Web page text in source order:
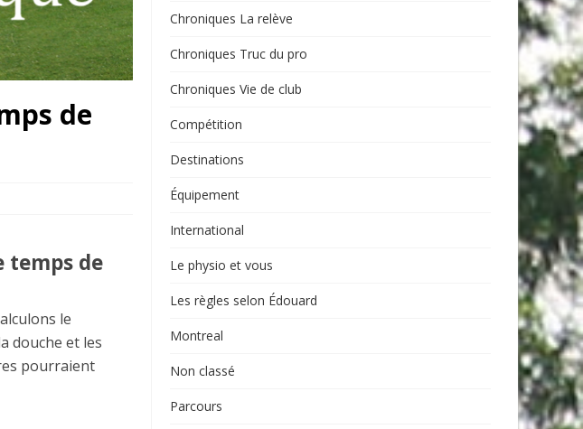
de
temps de
le
douche et les
pourraient
Chroniques La relève
Chroniques Truc du pro
Chroniques Vie de club
Compétition
Destinations
Équipement
International
Le physio et vous
Les règles selon Édouard
Montreal
Non classé
Parcours